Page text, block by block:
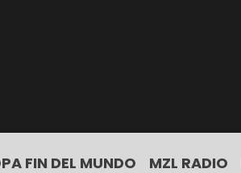
FIN DEL MUNDO MZL RADIO